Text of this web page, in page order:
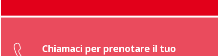
Chiamaci per prenotare il tuo